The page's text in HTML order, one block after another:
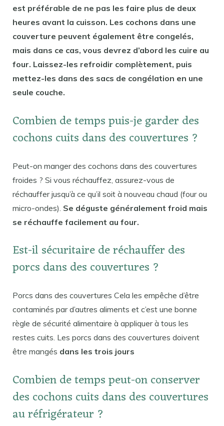
est préférable de ne pas les faire plus de deux
heures avant la cuisson. Les cochons dans une
couverture peuvent également être congelés,
mais dans ce cas, vous devrez d’abord les cuire au
four. Laissez-les refroidir complètement, puis
mettez-les dans des sacs de congélation en une
seule couche.
Combien de temps puis-je garder des
cochons cuits dans des couvertures ?
Peut-on manger des cochons dans des couvertures
froides ? Si vous réchauffez, assurez-vous de
réchauffer jusqu’à ce qu’il soit à nouveau chaud (four ou
micro-ondes). Se déguste généralement froid mais
se réchauffe facilement au four.
Est-il sécuritaire de réchauffer des
porcs dans des couvertures ?
Porcs dans des couvertures Cela les empêche d’être
contaminés par d’autres aliments et c’est une bonne
règle de sécurité alimentaire à appliquer à tous les
restes cuits. Les porcs dans des couvertures doivent
être mangés dans les trois jours
Combien de temps peut-on conserver
des cochons cuits dans des couvertures
au réfrigérateur ?